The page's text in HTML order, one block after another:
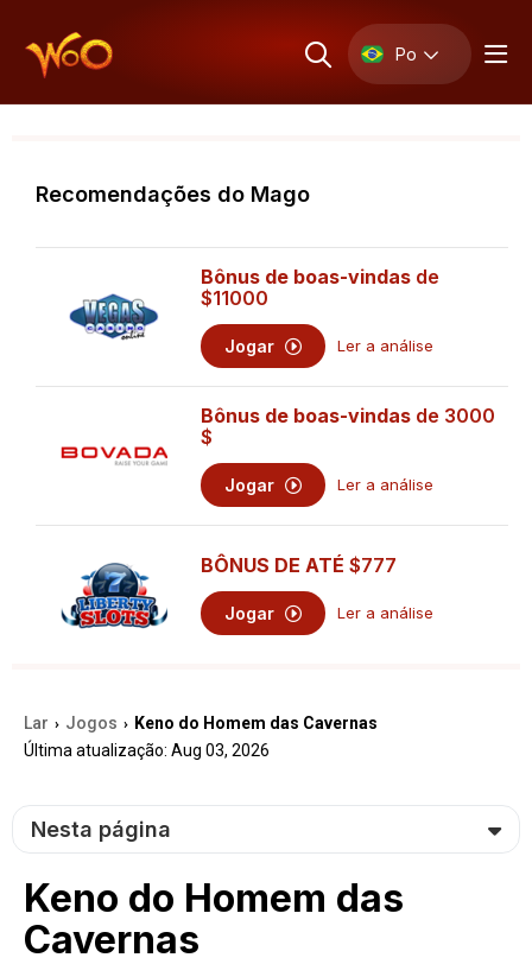
Po
Recomendações do Mago
Bônus de boas-vindas de
$11000
Jogar Ler a análise
Bônus de boas-vindas de 3000
$
Jogar Ler a análise
BÔNUS DE ATÉ$777
Jogar Ler a análise
Lar › Jogos › Keno do Homem das Cavernas
Última atualização: Aug 03, 2026
Nesta página
Keno do Homem das
Cavernas